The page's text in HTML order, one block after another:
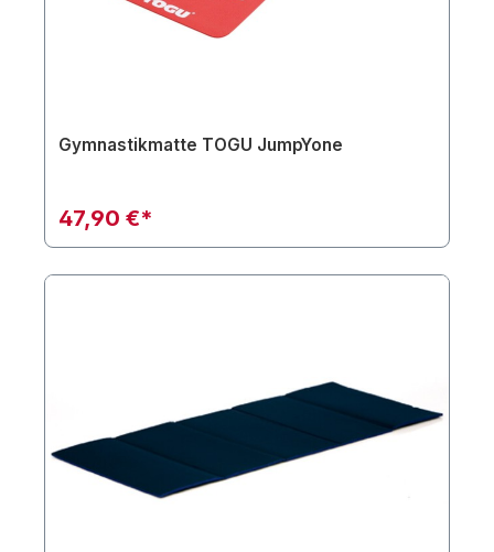
Gymnastikmatte TOGU JumpYone
47,90 €*